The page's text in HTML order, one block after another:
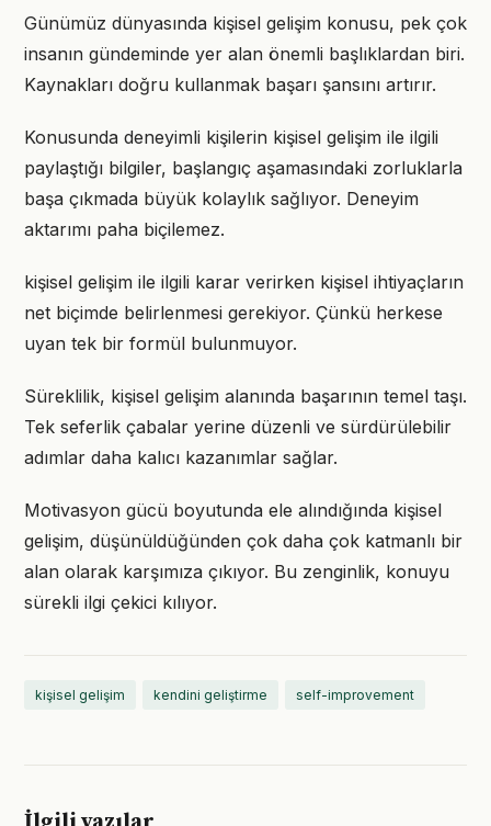
Günümüz dünyasında kişisel gelişim konusu, pek çok
insanın gündeminde yer alan önemli başlıklardan biri.
Kaynakları doğru kullanmak başarı şansını artırır.
Konusunda deneyimli kişilerin kişisel gelişim ile ilgili
paylaştığı bilgiler, başlangıç aşamasındaki zorluklarla
başa çıkmada büyük kolaylık sağlıyor. Deneyim
aktarımı paha biçilemez.
kişisel gelişim ile ilgili karar verirken kişisel ihtiyaçların
net biçimde belirlenmesi gerekiyor. Çünkü herkese
uyan tek bir formül bulunmuyor.
Süreklilik, kişisel gelişim alanında başarının temel taşı.
Tek seferlik çabalar yerine düzenli ve sürdürülebilir
adımlar daha kalıcı kazanımlar sağlar.
Motivasyon gücü boyutunda ele alındığında kişisel
gelişim, düşünüldüğünden çok daha çok katmanlı bir
alan olarak karşımıza çıkıyor. Bu zenginlik, konuyu
sürekli ilgi çekici kılıyor.
kişisel gelişim kendini geliştirme self-improvement